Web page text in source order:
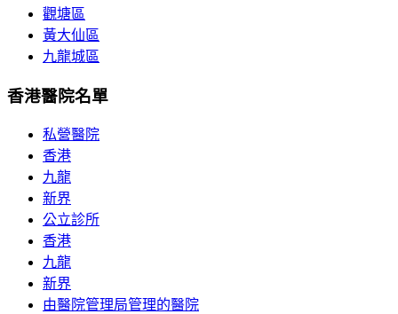
觀塘區
黃大仙區
九龍城區
香港醫院名單
私營醫院
香港
九龍
新界
公立診所
香港
九龍
新界
由醫院管理局管理的醫院